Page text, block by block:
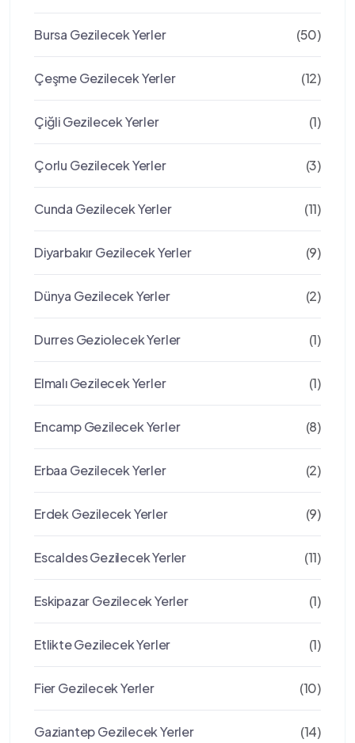
Bursa Gezilecek Yerler (50)
Çeşme Gezilecek Yerler (12)
Çiğli Gezilecek Yerler (1)
Çorlu Gezilecek Yerler (3)
Cunda Gezilecek Yerler (11)
Diyarbakır Gezilecek Yerler (9)
Dünya Gezilecek Yerler (2)
Durres Geziolecek Yerler (1)
Elmalı Gezilecek Yerler (1)
Encamp Gezilecek Yerler (8)
Erbaa Gezilecek Yerler (2)
Erdek Gezilecek Yerler (9)
Escaldes Gezilecek Yerler (11)
Eskipazar Gezilecek Yerler (1)
Etlikte Gezilecek Yerler (1)
Fier Gezilecek Yerler (10)
Gaziantep Gezilecek Yerler (14)